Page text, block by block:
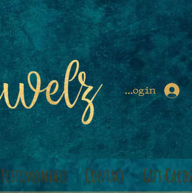
Login
Testimonials Contact Gift Cards